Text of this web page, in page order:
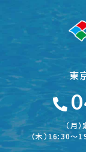
東
（月
（木）16:30〜